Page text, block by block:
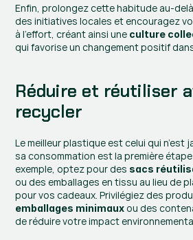
Enfin, prolongez cette habitude au-
des initiatives locales et encouragez
à l’effort, créant ainsi une culture
qui favorise un changement positif
Réduire et réutiliser
recycler
Le meilleur plastique est celui qui n’est
sa consommation est la première
exemple, optez pour des sacs
ou des emballages en tissu au lieu de
emballages minimaux ou des
de réduire votre impact